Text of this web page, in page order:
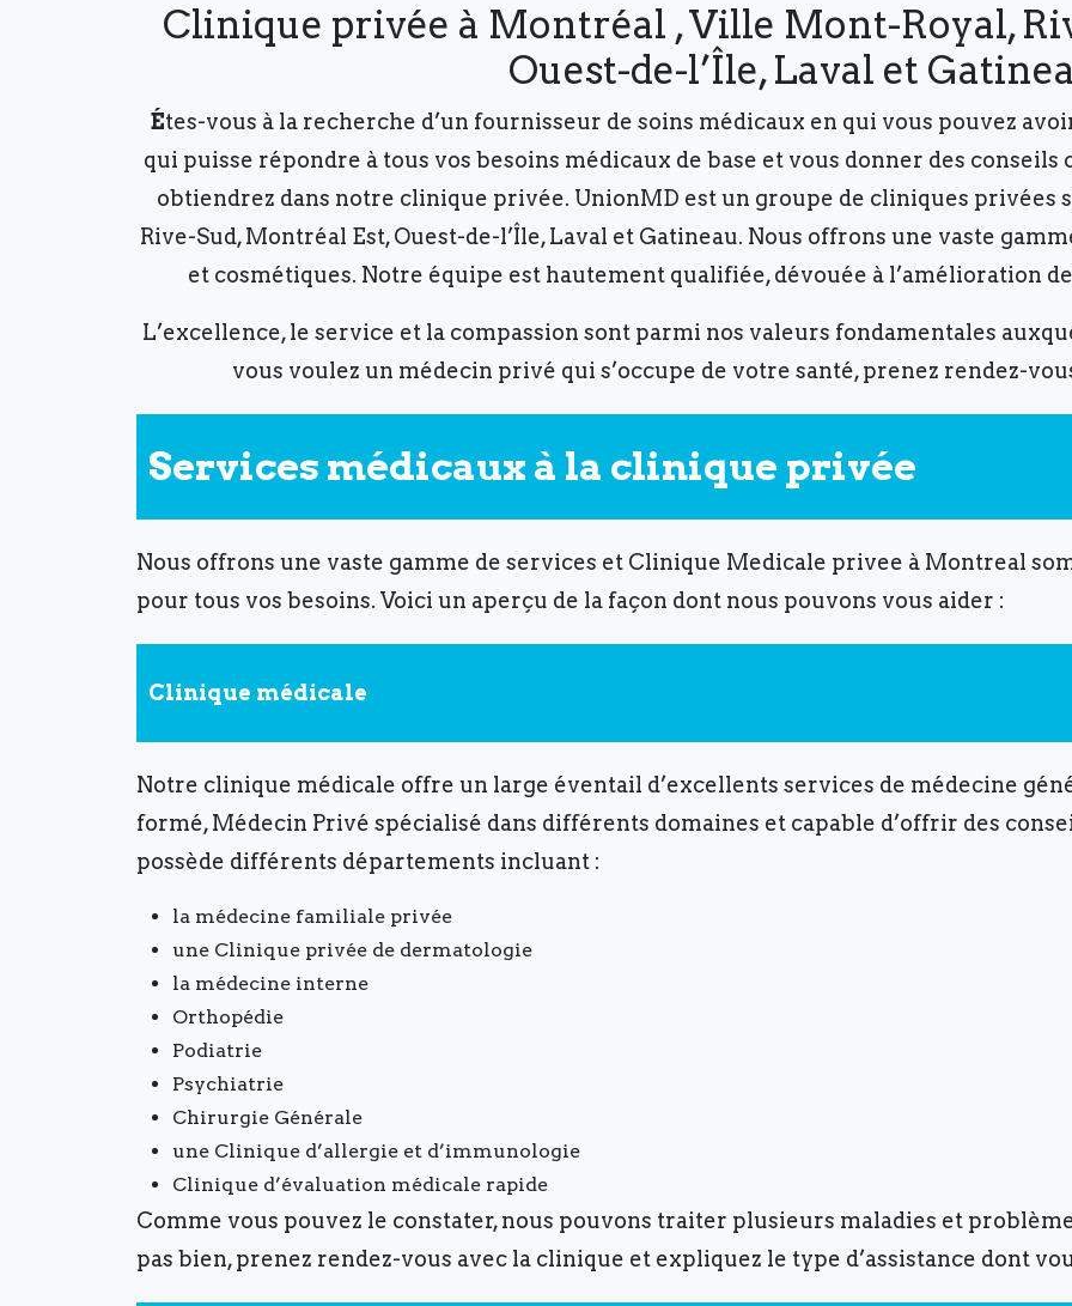
Clinique privée à Montréal , Ville Mont-Royal,
Ouest-de-l’Île, Laval et
Étes-vous à la recherche d’un fournisseur de soins médicaux en qui vous pouvez
qui puisse répondre à tous vos besoins médicaux de base et vous donner des conseils
obtiendrez dans notre clinique privée. UnionMD est un groupe de cliniques privées
Rive-Sud, Montréal Est, Ouest-de-l’Île, Laval et Gatineau. Nous offrons une vaste
et cosmétiques. Notre équipe est hautement qualifiée, dévouée à l’amélioration
L’excellence, le service et la compassion sont parmi nos valeurs fondamentales
vous voulez un médecin privé qui s’occupe de votre santé, prenez rendez-
Services médicaux à la clinique privée
Nous offrons une vaste gamme de services et Clinique Medicale privee à Montreal
pour tous vos besoins. Voici un aperçu de la façon dont nous pouvons vous aider :
Clinique médicale
Notre clinique médicale offre un large éventail d’excellents services de médecine
formé, Médecin Privé spécialisé dans différents domaines et capable d’offrir des
possède différents départements incluant :
la médecine familiale privée
une Clinique privée de dermatologie
la médecine interne
Orthopédie
Podiatrie
Psychiatrie
Chirurgie Générale
une Clinique d’allergie et d’immunologie
Clinique d’évaluation médicale rapide
Comme vous pouvez le constater, nous pouvons traiter plusieurs maladies et
pas bien, prenez rendez-vous avec la clinique et expliquez le type d’assistance dont